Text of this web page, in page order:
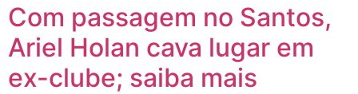
Com passagem no Santos,
Ariel Holan cava lugar em
ex-clube; saiba mais